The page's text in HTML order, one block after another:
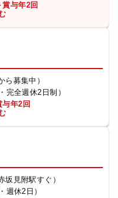
賞与年2回
ら募集中）
完全週休2日制）
与年2回
坂見附駅すぐ）
週休2日）